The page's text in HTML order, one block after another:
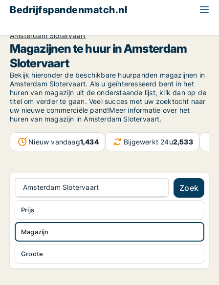
Bedrijfspandenmatch.nl
Amsterdam Slotervaart
Magazijnen te huur in Amsterdam
Slotervaart
Bekijk hieronder de beschikbare huurpanden magazijnen in
Amsterdam Slotervaart. Als u geïnteresseerd bent in het
huren van magazijn uit de onderstaande lijst, klik dan op de
titel om verder te gaan. Veel succes met uw zoektocht naar
uw nieuwe commerciële pand!Meer informatie over het
huren van magazijn in Amsterdam Slotervaart.
Nieuw vandaag1,434 Bijgewerkt 24u2,533
Amsterdam Slotervaart Zoek
Magazijn
Groote
Prijs